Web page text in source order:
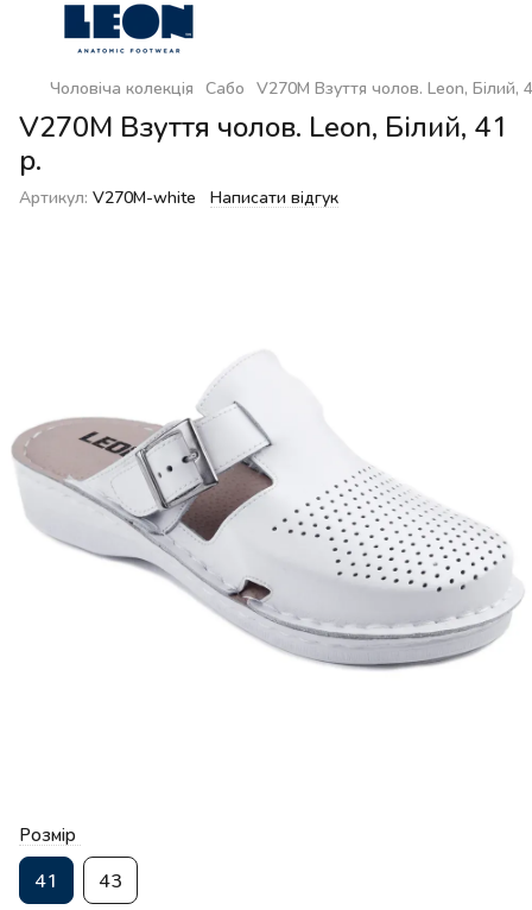
Чоловіча колекція Сабо V270М Взуття чолов. Leon, Білий,
V270М Взуття чолов. Leon, Білий, 41
р.
Артикул: V270M-white Написати відгук
Розмір
41 43